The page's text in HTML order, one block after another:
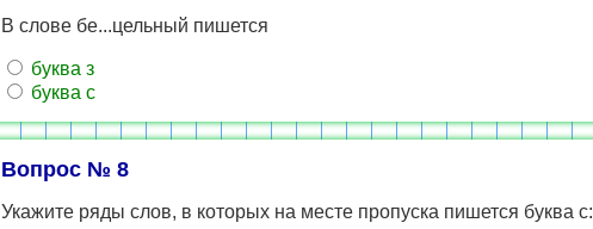
В слове бе...цельный пишется
буква з
буква с
Вопрос № 8
Укажите ряды слов, в которых на месте пропуска пишется буква с: